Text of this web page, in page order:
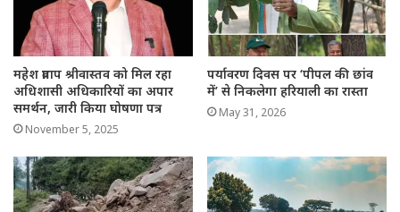
महेश प्रताप श्रीवास्तव को मिल रहा
अधिशासी अधिकारियों का अपार
समर्थन, जारी किया घोषणा पत्र
November 5, 2025
पर्यावरण दिवस पर ‘पीपल की छांव
में’ से निकलेगा हरियाली का रास्ता
May 31, 2026